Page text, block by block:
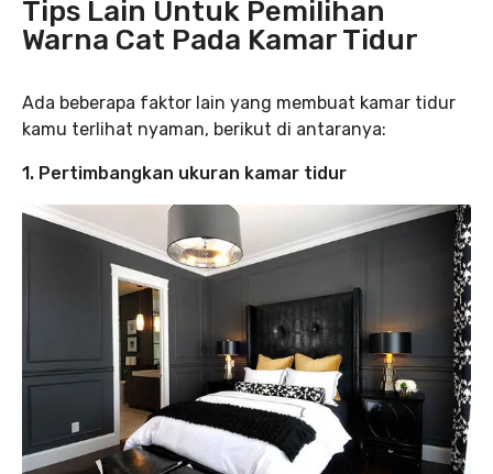
Tips Lain Untuk Pemilihan
Warna Cat Pada Kamar Tidur
Ada beberapa faktor lain yang membuat kamar tidur
kamu terlihat nyaman, berikut di antaranya:
1. Pertimbangkan ukuran kamar tidur